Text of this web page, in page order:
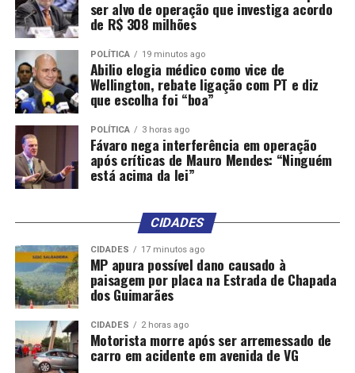
ser alvo de operação que investiga acordo
de R$ 308 milhões
POLÍTICA 19 minutos ago
Abilio elogia médico como vice de
Wellington, rebate ligação com PT e diz
que escolha foi “boa”
POLÍTICA 3 horas ago
Fávaro nega interferência em operação
após críticas de Mauro Mendes: “Ninguém
está acima da lei”
CIDADES
CIDADES 17 minutos ago
MP apura possível dano causado à
paisagem por placa na Estrada de Chapada
dos Guimarães
CIDADES 2 horas ago
Motorista morre após ser arremessado de
carro em acidente em avenida de VG